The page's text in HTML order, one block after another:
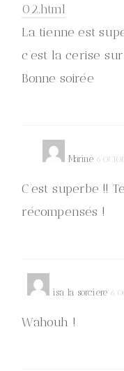
02.html
La tienne est
c’est la cerise
Bonne soirée
Marine 6
C’est superbe !!
récompensés !
isa la sorciere 6
Wahouh !